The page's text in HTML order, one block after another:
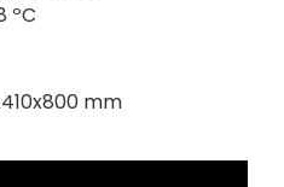
ºC
mm